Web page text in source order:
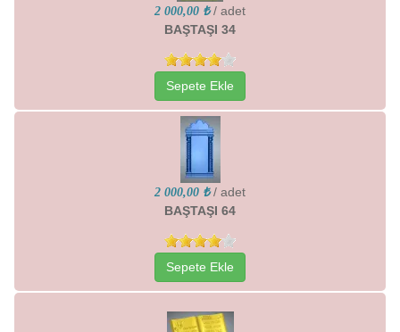
2 000,00 ₺ / adet
BAŞTAŞI 34
Sepete Ekle
2 000,00 ₺ / adet
BAŞTAŞI 64
Sepete Ekle